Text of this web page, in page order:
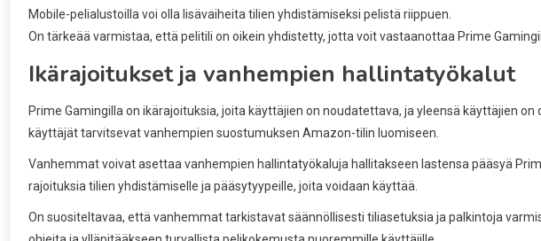
Mobile-pelialustoilla voi olla lisävaiheita tilien yhdistämiseksi pelistä riippuen.
On tärkeää varmistaa, että pelitili on oikein yhdistetty, jotta voit vastaanottaa Prime
Ikärajoitukset ja vanhempien hallintatyökalut
Prime Gamingilla on ikärajoituksia, joita käyttäjien on noudatettava, ja yleensä käyttäjien
käyttäjät tarvitsevat vanhempien suostumuksen Amazon-tilin luomiseen.
Vanhemmat voivat asettaa vanhempien hallintatyökaluja hallitakseen lastensa pääsyä
rajoituksia tilien yhdistämiselle ja pääsytyypeille, joita voidaan käyttää.
On suositeltavaa, että vanhemmat tarkistavat säännöllisesti tiliasetuksia ja palkintoja